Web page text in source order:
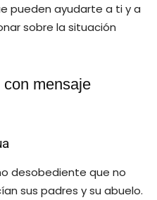
pueden ayudarte a ti y a
sobre la situación
mensaje
desobediente que no
sus padres y su abuelo.